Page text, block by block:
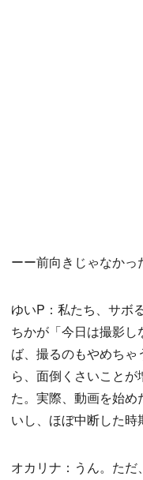
ーー前向きじゃなかっ
ゆいP：私たち、サボ
ちかが「今日は撮影し
ば、撮るのもやめち
ら、面倒くさいこと
た。実際、動画を始
いし、ほぼ中断した時
オカリナ：うん。た